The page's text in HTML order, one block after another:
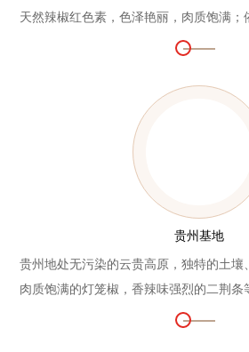
天然辣椒红色素，色泽艳丽，肉质饱满；
光，丰富的水资源，大辣椒个头大，果肉
戈壁晾晒，机械整体收割。
贵州基地
贵州地处无污染的云贵高原，独特的土壤
肉质饱满的灯笼椒，香辣味强烈的二荆条
之后，分批收获，进行悬挂晾晒，最大程